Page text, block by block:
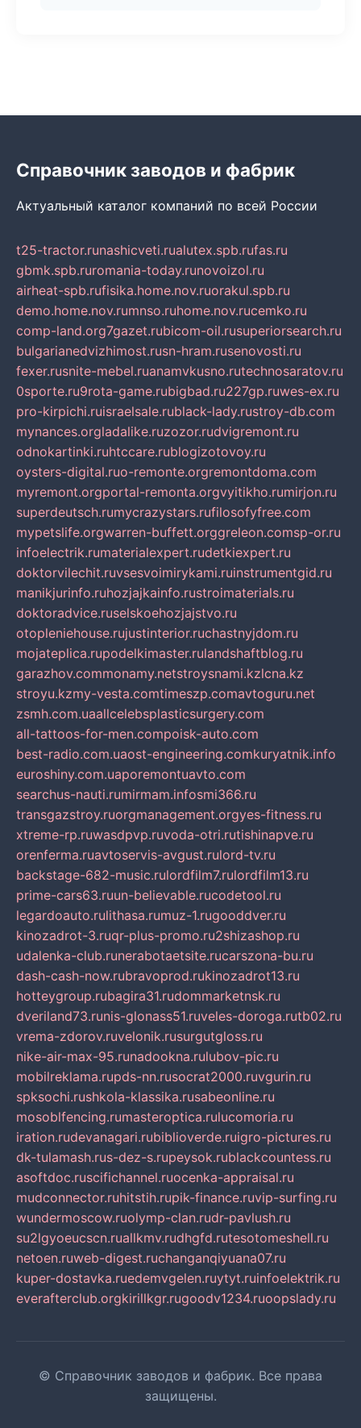
Справочник заводов и фабрик
Актуальный каталог компаний по всей России
t25-tractor.runashicveti.rualutex.spb.rufas.ru
gbmk.spb.ruromania-today.runovoizol.ru
airheat-spb.rufisika.home.nov.ruorakul.spb.ru
demo.home.nov.rumnso.ruhome.nov.rucemko.ru
comp-land.org7gazet.rubicom-oil.rusuperiorsearch.ru
bulgarianedvizhimost.rusn-hram.rusenovosti.ru
fexer.rusnite-mebel.ruanamvkusno.rutechnosaratov.ru
0sporte.ru9rota-game.rubigbad.ru227gp.ruwes-ex.ru
pro-kirpichi.ruisraelsale.rublack-lady.rustroy-db.com
mynances.orgladalike.ruzozor.rudvigremont.ru
odnokartinki.ruhtccare.rublogizotovoy.ru
oysters-digital.ruo-remonte.orgremontdoma.com
myremont.orgportal-remonta.orgvyitikho.rumirjon.ru
superdeutsch.rumycrazystars.rufilosofyfree.com
mypetslife.orgwarren-buffett.orggreleon.comsp-or.ru
infoelectrik.rumaterialexpert.rudetkiexpert.ru
doktorvilechit.ruvsesvoimirykami.ruinstrumentgid.ru
manikjurinfo.ruhozjajkainfo.rustroimaterials.ru
doktoradvice.ruselskoehozjajstvo.ru
otopleniehouse.rujustinterior.ruchastnyjdom.ru
mojateplica.rupodelkimaster.rulandshaftblog.ru
garazhov.commonamy.netstroysnami.kzlcna.kz
stroyu.kzmy-vesta.comtimeszp.comavtoguru.net
zsmh.com.uaallcelebsplasticsurgery.com
all-tattoos-for-men.compoisk-auto.com
best-radio.com.uaost-engineering.comkuryatnik.info
euroshiny.com.uaporemontuavto.com
searchus-nauti.rumirmam.infosmi366.ru
transgazstroy.ruorgmanagement.orgyes-fitness.ru
xtreme-rp.ruwasdpvp.ruvoda-otri.rutishinapve.ru
orenferma.ruavtoservis-avgust.rulord-tv.ru
backstage-682-music.rulordfilm7.rulordfilm13.ru
prime-cars63.ruun-believable.rucodetool.ru
legardoauto.rulithasa.rumuz-1.rugooddver.ru
kinozadrot-3.ruqr-plus-promo.ru2shizashop.ru
udalenka-club.runerabotaetsite.rucarszona-bu.ru
dash-cash-now.rubravoprod.rukinozadrot13.ru
hotteygroup.rubagira31.rudommarketnsk.ru
dveriland73.runis-glonass51.ruveles-doroga.rutb02.ru
vrema-zdorov.ruvelonik.rusurgutgloss.ru
nike-air-max-95.runadookna.rulubov-pic.ru
mobilreklama.rupds-nn.rusocrat2000.ruvgurin.ru
spksochi.rushkola-klassika.rusabeonline.ru
mosoblfencing.rumasteroptica.rulucomoria.ru
iration.rudevanagari.rubiblioverde.ruigro-pictures.ru
dk-tulamash.rus-dez-s.rupeysok.rublackcountess.ru
asoftdoc.ruscifichannel.ruocenka-appraisal.ru
mudconnector.ruhitstih.rupik-finance.ruvip-surfing.ru
wundermoscow.ruolymp-clan.rudr-pavlush.ru
su2lgyoeucscn.ruallkmv.rudhgfd.rutesotomeshell.ru
netoen.ruweb-digest.ruchanganqiyuana07.ru
kuper-dostavka.ruedemvgelen.ruytyt.ruinfoelektrik.ru
everafterclub.orgkirillkgr.rugoodv1234.ruoopslady.ru
© Справочник заводов и фабрик. Все права
защищены.